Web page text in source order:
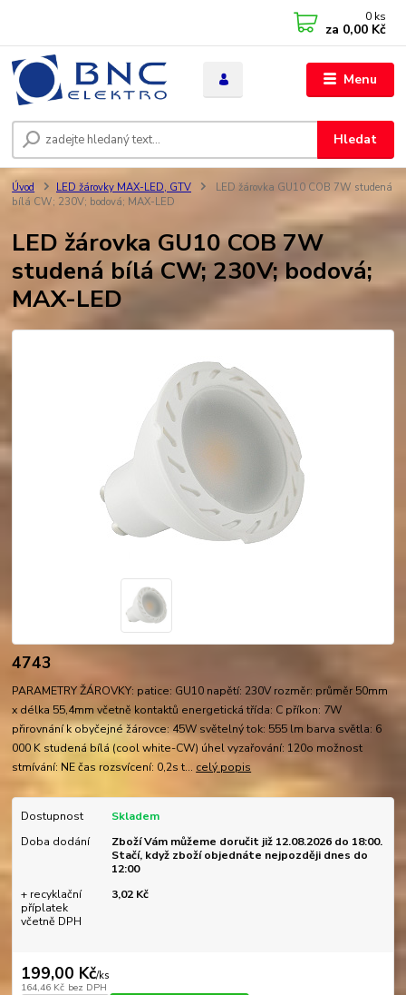
Menu
Hledat
0 ks
za 0,00 Kč
Úvod LED žárovky MAX-LED, GTV
LED žárovka GU10 COB 7W studená
bílá CW; 230V; bodová; MAX-LED
LED žárovka GU10 COB 7W
studená bílá CW; 230V; bodová;
MAX-LED
4743
PARAMETRY ŽÁROVKY: patice: GU10 napětí: 230V rozměr: průměr 50mm
x délka 55,4mm včetně kontaktů energetická třída: C příkon: 7W
přirovnání k obyčejné žárovce: 45W světelný tok: 555 lm barva světla: 6
000 K studená bílá (cool white-CW) úhel vyzařování: 120o možnost
stmívání: NE čas rozsvícení: 0,2s t... celý popis
Dostupnost
Skladem
Doba dodání
Zboží Vám můžeme doručit již 12.08.2026 do 18:00.
Stačí, když zboží objednáte nejpozději dnes do
12:00
+ recyklační
příplatek
včetně DPH
3,02 Kč
199,00 Kč/ks
164,46 Kč bez DPH